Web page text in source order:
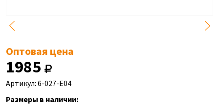
Оптовая цена
1985
Артикул: 6-027-E04
Размеры в наличии: